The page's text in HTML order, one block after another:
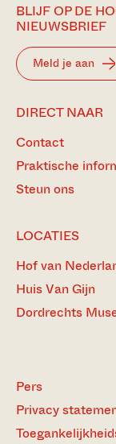
BLIJF OP DE
NIEUWSBRIEF
Meld je aan
DIRECT NAAR
Contact
Praktische
Steun ons
LOCATIES
Hof van
Huis Van Gijn
Dordrechts
Pers
Privacy